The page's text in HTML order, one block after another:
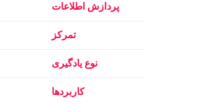
پردازش اطلاعات
تمرکز
نوع یادگیری
کاربردها